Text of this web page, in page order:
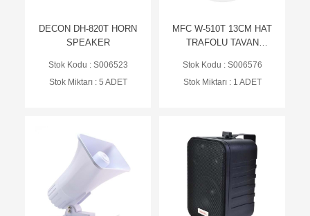
DECON DH-820T HORN
SPEAKER
Stok Kodu : S006523
Stok Miktarı : 5 ADET
MFC W-510T 13CM HAT
TRAFOLU TAVAN
Stok Kodu : S006576
Stok Miktarı : 1 ADET